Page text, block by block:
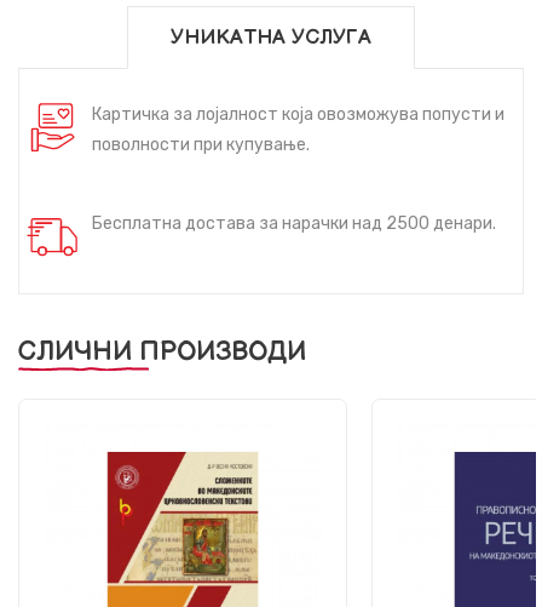
УНИКАТНА УСЛУГА
Картичка за лојалност која овозможува попусти и
поволности при купување.
Бесплатна достава за нарачки над 2500 денари.
СЛИЧНИ ПРОИЗВОДИ